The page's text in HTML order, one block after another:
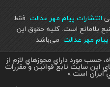
انتشارات پیام مهر عدالت فقط
بلامانع است. کليه حقوق اين
پیام مهر عدالت می‌باشد
حسب مورد داراي مجوزهاي لازم از
اين سايت تابع قوانين و مقررات
ايران است »